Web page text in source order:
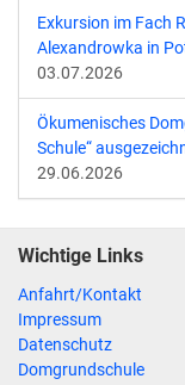
Exkursion im Fach
Alexandrowka in
03.07.2026
Ökumenisches
Schule“
29.06.2026
Wichtige Links
Anfahrt/Kontakt
Impressum
Datenschutz
Domgrundschule